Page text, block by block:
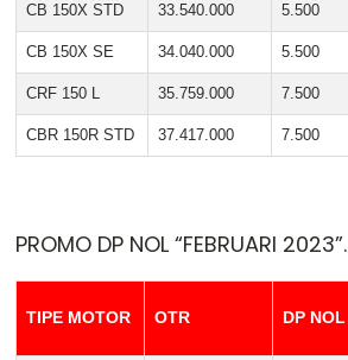
CB 150X STD 33.540.000 5.500
CB 150X SE 34.040.000 5.500
CRF 150 L 35.759.000 7.500
CBR 150R STD 37.417.000 7.500
PROMO DP NOL “FEBRUARI 2023”.
TIPE MOTOR OTR DP NOL